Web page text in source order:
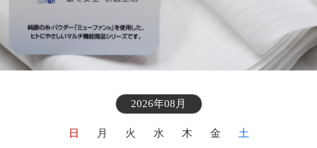
2026年08月
日 月 火 水 木 金
土